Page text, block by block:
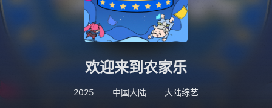
欢迎来到农家乐
2025 中国大陆 大陆综艺